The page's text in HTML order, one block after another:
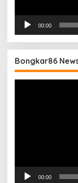
00:00
Bongkar86
00:00